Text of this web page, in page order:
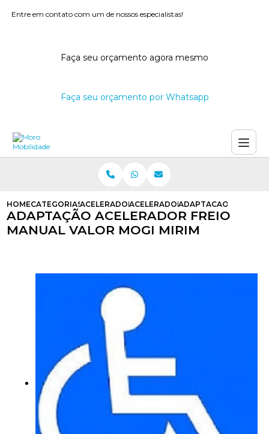
Entre em contato com um de nossos especialistas!
Faça seu orçamento agora mesmo
Faça seu orçamento por Whatsapp
HOMECATEGORIASACELERADORES E FREIOS MANUAIS
ACELERADOR E FREIO MANUAL
ADAPTACAO
ADAPTAÇÃO ACELERADOR FREIO
MANUAL VALOR MOGI MIRIM